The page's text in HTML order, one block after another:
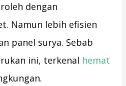
dengan
Namun lebih efisien
panel surya. Sebab
ini, terkenal hemat